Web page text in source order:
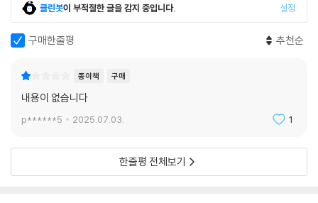
클린봇이 부적절한 글을 감지 중입니다. 설정
구매한줄평 추천순
종이책 구매
내용이 없습니다
p******5 2025.07.03. 1
한줄평 전체보기